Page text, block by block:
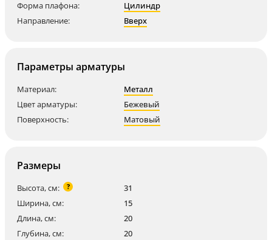
Форма плафона:
Цилиндр
Направление:
Вверх
Параметры арматуры
Материал:
Металл
Цвет арматуры:
Бежевый
Поверхность:
Матовый
Размеры
Высота, см: ?
31
Ширина, см:
15
Длина, см:
20
Глубина, см:
20